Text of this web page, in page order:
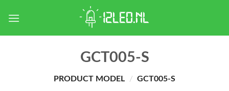
GCT005-S
PRODUCT MODEL / GCT005-S